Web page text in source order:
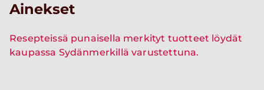
Ainekset
Resepteissä punaisella merkityt tuotteet löydät
kaupassa Sydänmerkillä varustettuna.